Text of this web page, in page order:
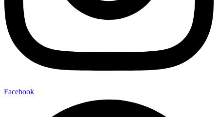
Facebook